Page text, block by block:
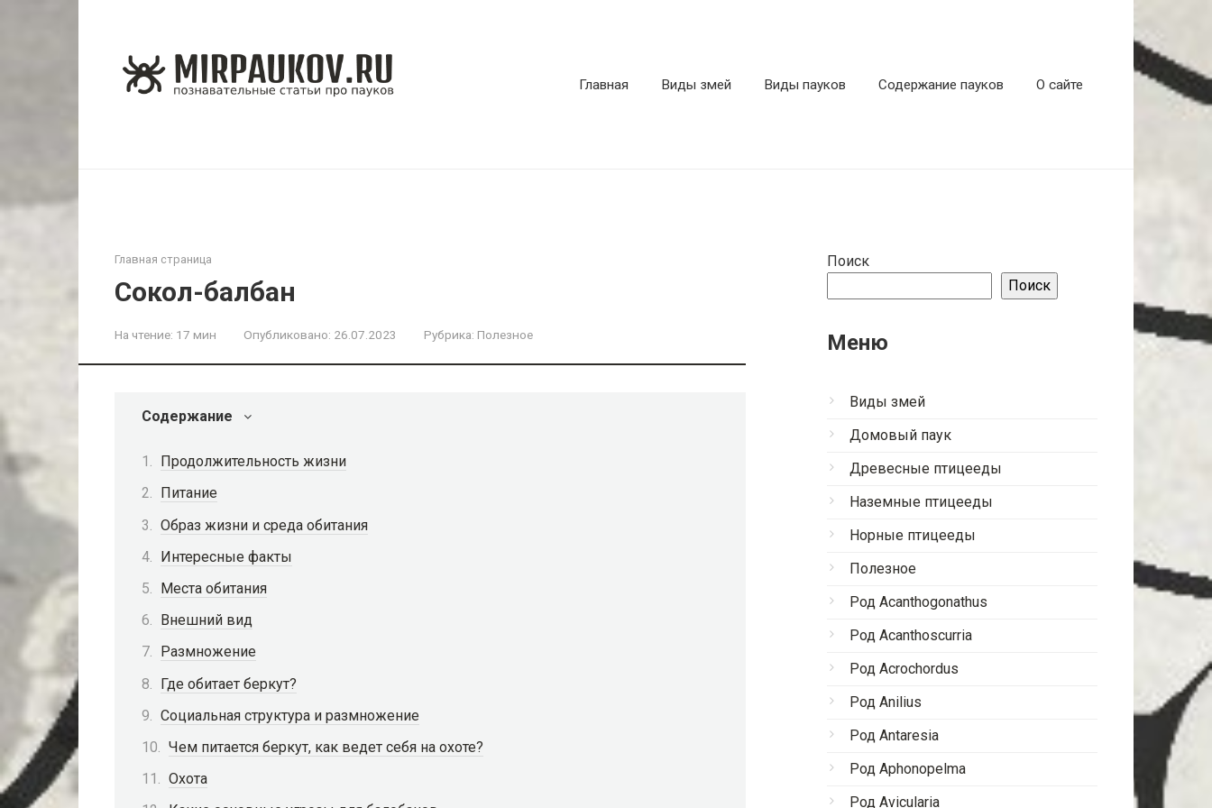
Главная Виды змей Виды пауков Содержание пауков О сайте
Главная страница
Сокол-балбан
На чтение: 17 мин Опубликовано: 26.07.2023 Рубрика: Полезное
Содержание
Продолжительность жизни
Питание
Образ жизни и среда обитания
Интересные факты
Места обитания
Внешний вид
Размножение
Где обитает беркут?
Социальная структура и размножение
Чем питается беркут, как ведет себя на охоте?
Охота
Поиск
Поиск
Меню
Виды змей
Домовый паук
Древесные птицееды
Наземные птицееды
Норные птицееды
Полезное
Род Acanthogonathus
Род Acanthoscurria
Род Acrochordus
Род Anilius
Род Antaresia
Род Aphonopelma
Род Avicularia